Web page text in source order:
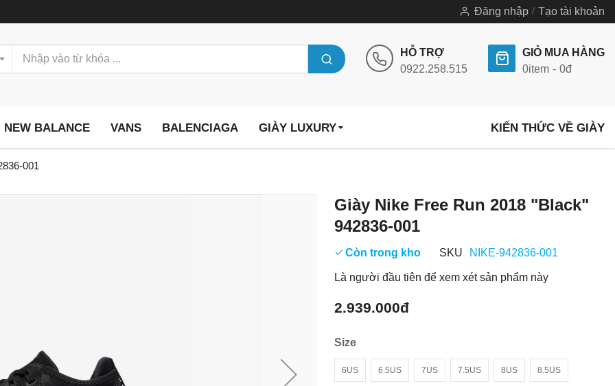
Đăng nhập Tạo tài khoản
HỖ TRỢ
0922.258.515
GIỎ MUA HÀNG
0item 0đ
NEW BALANCE VANS BALENCIAGA GIÀY LUXURY KIẾN THỨC VỀ GIÀY
001
Giày Nike Free Run 2018 "Black"
942836-001
Còn trong kho SKU NIKE-942836-001
Là người đầu tiên để xem xét sản phẩm này
2.939.000đ
Size
6US 6.5US 7US 7.5US 8US 8.5US
Chuyển
phần
hình